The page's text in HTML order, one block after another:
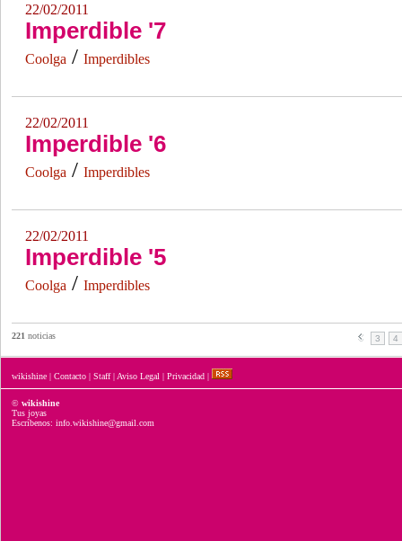
22/02/2011
Imperdible '7
Coolga / Imperdibles
22/02/2011
Imperdible '6
Coolga / Imperdibles
22/02/2011
Imperdible '5
Coolga / Imperdibles
221 noticias 3 4
wikishine | Contacto | Staff| Aviso Legal | Privacidad |
© wikishine
Tus joyas
Escríbenos: info.wikishine@gmail.com